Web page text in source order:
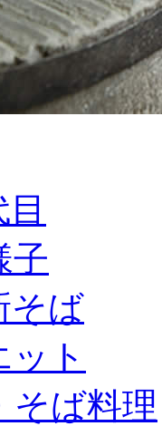
子
そば
ット
そば料理